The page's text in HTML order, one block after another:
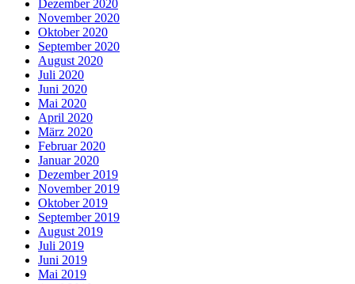
Dezember 2020
November 2020
Oktober 2020
September 2020
August 2020
Juli 2020
Juni 2020
Mai 2020
April 2020
März 2020
Februar 2020
Januar 2020
Dezember 2019
November 2019
Oktober 2019
September 2019
August 2019
Juli 2019
Juni 2019
Mai 2019